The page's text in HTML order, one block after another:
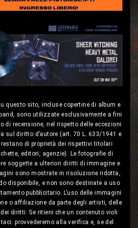
questo sito, incluse copertine di album e
sono utilizzate esclusivamente a fini
di recensione, nel rispetto delle eccezioni
sul diritto d’autore (art. 70 L. 633/1941 e
di proprietà dei rispettivi titolari
editori, agenzie). Le fotografie di
soggette a ulteriori diritti di immagine e
sono mostrate in risoluzione ridotta,
disponibile, e non sono destinate a uso
pubblicitario. L’uso delle immagini
o affiliazione da parte degli artisti, delle
diritti. Se ritieni che un contenuto violi
provvederemo alla verifica e, se del